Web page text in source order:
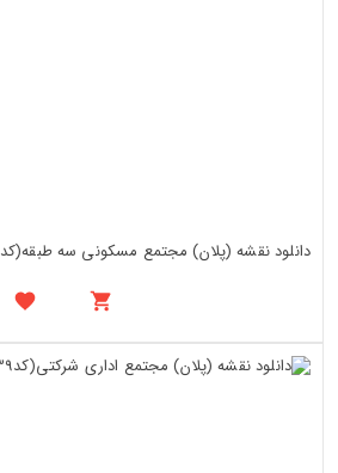
دانلود نقشه (پلان) مجتمع مسکونی سه طبقه(کد3046)